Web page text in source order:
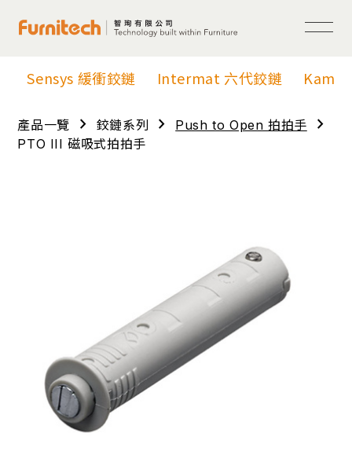
Sensys 緩衝鉸鏈 Intermat 六代鉸鏈
產品一覽 chevron_right 鉸鏈系列 chevron_right Push to Open 拍拍手 chevron_right
PTO III 磁吸式拍拍手